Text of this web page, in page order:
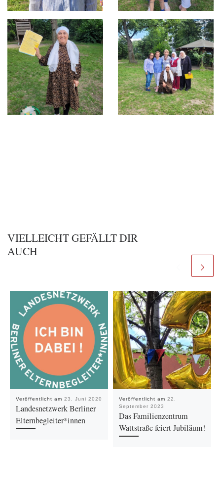
VIELLEICHT GEFÄLLT DIR
AUCH
Veröffentlicht am 23. Juni 2020
Landesnetzwerk Berliner
Elternbegleiter*innen
Veröffentlicht am 22.
September 2023
Das Familienzentrum
Wattstraße feiert Jubiläum!